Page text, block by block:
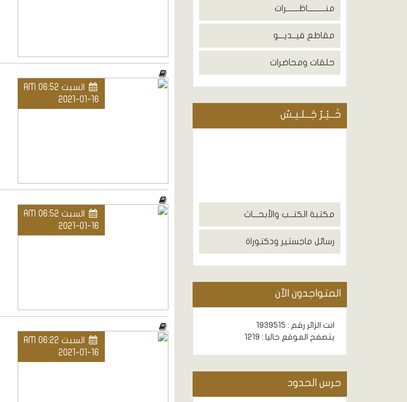
منــــــــــاظـــــــرات
مقاطع فيــديـــو
حلقات ومحاضرات
خَــيْـرُ جَــلـيـسٌ
مكتبة الكتــب والأبحـــاث
رسائل ماجستير ودكتوراة
المتواجدون الآن
انت الزائر رقم : 1939515
يتصفح الموقع حاليا : 1219
حرس الحدود
السبت AM 06:52
2021-01-16
السبت AM 06:52
2021-01-16
السبت AM 06:22
2021-01-16